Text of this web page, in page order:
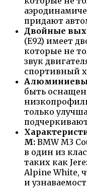
придают
Двойные
(E92) имеет
которые не
звук
спортивный
быть
только
M: BMW M3
в один из
таких как
Alpine White,
и